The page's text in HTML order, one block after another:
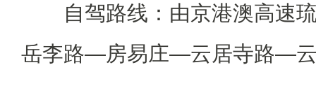
自驾路线：由京港澳高速
岳李路—房易庄—云居寺路—